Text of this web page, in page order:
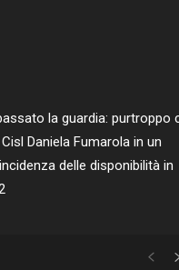
la guardia: purtroppo
Daniela Fumarola in un
delle disponibilità in